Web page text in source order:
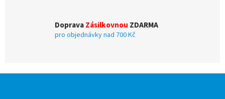
u
DopravaZásilkovnou ZDARMA
pro objednávky nad 700 Kč